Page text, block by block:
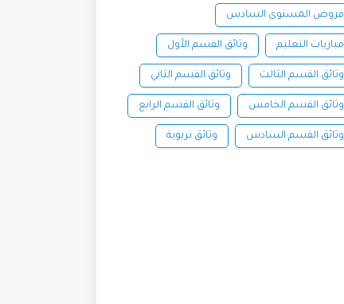
فروض المستوى السادس
مباريات التعليم وثائق القسم الأول
وثائق القسم الثالث وثائق القسم الثاني
وثائق القسم الخامس وثائق القسم الرابع
وثائق القسم السادس وثائق تربوية